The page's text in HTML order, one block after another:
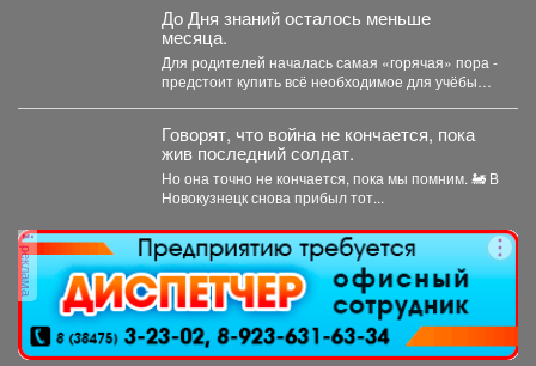
До Дня знаний осталось меньше
месяца.
Для родителей началась самая «горячая» пора -
предстоит купить всё необходимое для учёбы
Говорят, что война не кончается, пока
жив последний солдат.
Но она точно не кончается, пока мы помним. 🚂 В
Новокузнецк снова прибыл тот...
реклама